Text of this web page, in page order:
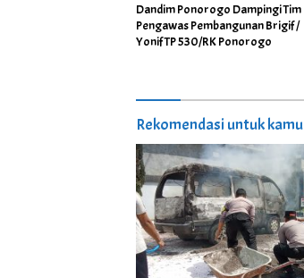
Dandim Ponorogo Dampingi Tim
Pengawas Pembangunan Brigif /
Yonif TP 530/RK Ponorogo
Rekomendasi untuk kamu